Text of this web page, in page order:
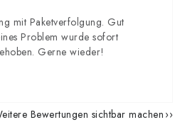
mit Paketverfolgung. Gut
Problem wurde sofort
Gerne wieder!
Bewertungen sichtbar machen